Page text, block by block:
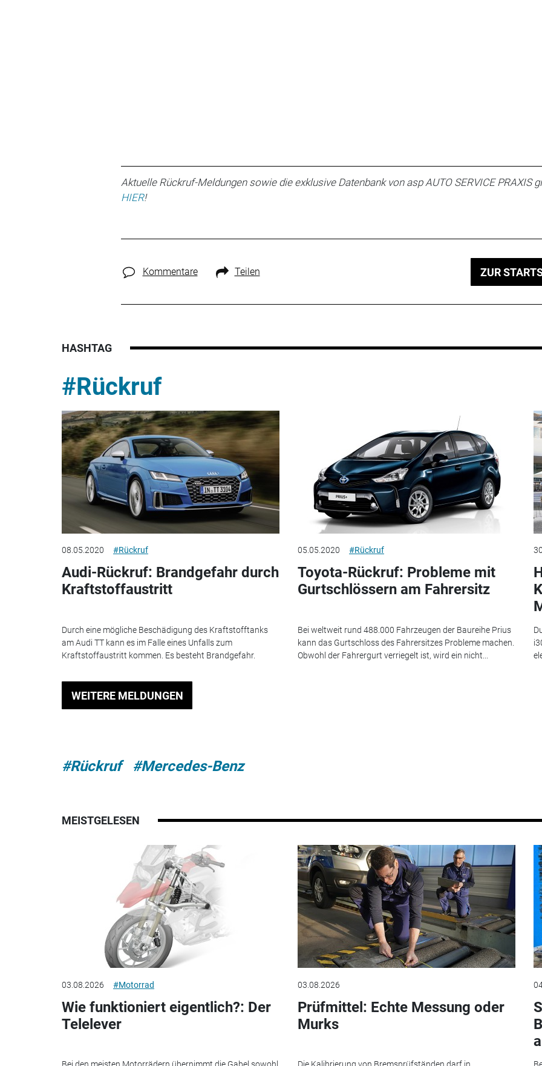
Aktuelle Rückruf-Meldungen sowie die exklusive Datenbank von asp AUTO SERVICE PRAXIS
HIER!
Kommentare Teilen ZUR
HASHTAG
#Rückruf
08.05.2020 #Rückruf
Audi-Rückruf: Brandgefahr durch
Kraftstoffaustritt
Durch eine mögliche Beschädigung des Kraftstofftanks
am Audi TT kann es im Falle eines Unfalls zum
Kraftstoffaustritt kommen. Es besteht Brandgefahr.
05.05.2020 #Rückruf
Toyota-Rückruf: Probleme mit
Gurtschlössern am Fahrersitz
Bei weltweit rund 488.000 Fahrzeugen der Baureihe Prius
kann das Gurtschloss des Fahrersitzes Probleme machen.
Obwohl der Fahrergurt verriegelt ist, wird ein nicht...
WEITERE MELDUNGEN
#Rückruf #Mercedes-Benz
MEISTGELESEN
03.08.2026 #Motorrad
Wie funktioniert eigentlich?: Der
Telelever
03.08.2026
Prüfmittel: Echte Messung oder
Murks